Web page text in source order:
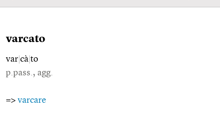
varcato
var cà to
p.pass., agg.
=> varcare